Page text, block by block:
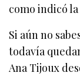
como indicó
Si aún no
todavía
Ana Tijoux